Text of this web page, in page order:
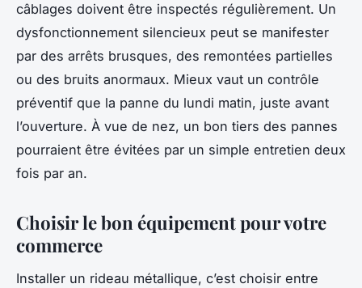
câblages doivent être inspectés régulièrement. Un
dysfonctionnement silencieux peut se manifester
par des arrêts brusques, des remontées partielles
ou des bruits anormaux. Mieux vaut un contrôle
préventif que la panne du lundi matin, juste avant
l’ouverture. À vue de nez, un bon tiers des pannes
pourraient être évitées par un simple entretien deux
fois par an.
Choisir le bon équipement pour votre
commerce
Installer un rideau métallique, c’est choisir entre